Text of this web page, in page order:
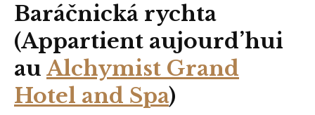
Baráčnická rychta
(Appartient aujourd’hui
au Alchymist Grand
Hotel and Spa)